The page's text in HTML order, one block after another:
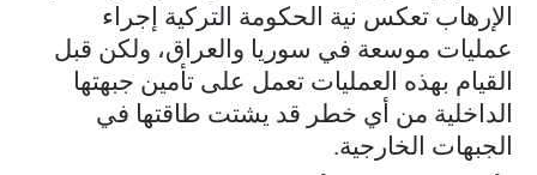
الإرهاب تعكس نية الحكومة التركية إجراء
عمليات موسعة في سوريا والعراق، ولكن قبل
القيام بهذه العمليات تعمل على تأمين جبهتها
الداخلية من أي خطر قد يشتت طاقتها في
الجبهات الخارجية.